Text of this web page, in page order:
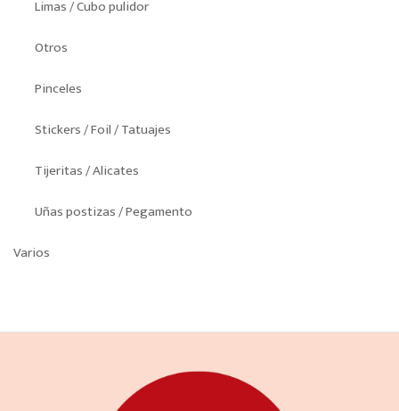
Limas / Cubo pulidor
Otros
Pinceles
Stickers / Foil / Tatuajes
Tijeritas / Alicates
Uñas postizas / Pegamento
Varios